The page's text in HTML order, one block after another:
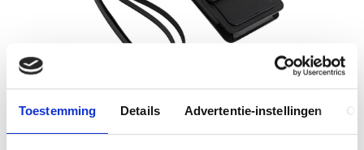
Toestemming Details Advertentie-instellingen